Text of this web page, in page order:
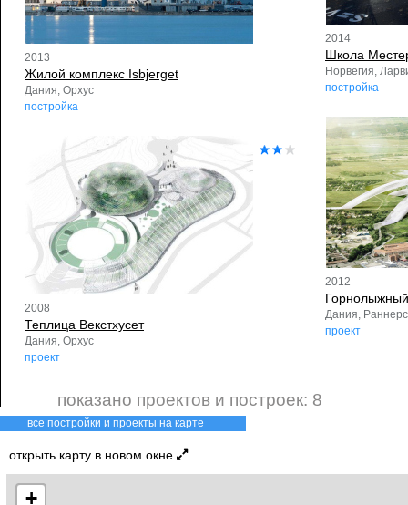
2014
Школа
Норвегия,
постройка
2013
Жилой комплекс Isbjerget
Дания, Орхус
постройка
2012
Дания, Раннерс
проект
2008
Теплица Векстхусет
Дания, Орхус
проект
показано проектов и построек: 8
все постройки и проекты на карте
открыть карту в новом окне
+